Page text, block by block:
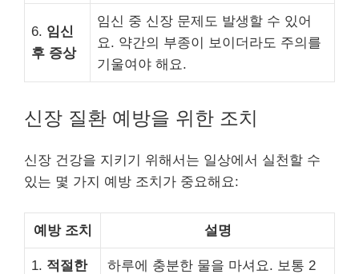
6. 임신
후 증상
임신 중 신장 문제도 발생할 수 있어
요. 약간의 부종이 보이더라도 주의를
기울여야 해요.
신장 질환 예방을 위한 조치
신장 건강을 지키기 위해서는 일상에서 실천할 수
있는 몇 가지 예방 조치가 중요해요:
예방 조치 설명
1. 적절한
하루에 충분한 물을 마셔요. 보통 2